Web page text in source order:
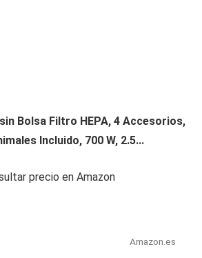
Bolsa Filtro HEPA, 4 Accesorios,
Incluido, 700 W, 2.5...
precio en Amazon
Amazon.es